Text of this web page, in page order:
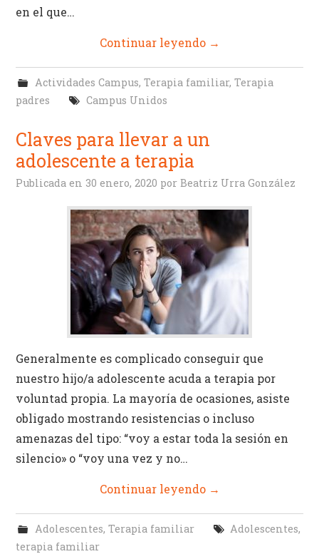
en el que…
Continuar leyendo →
Actividades Campus, Terapia familiar, Terapia
padres
Campus Unidos
Claves para llevar a un
adolescente a terapia
Publicada en 30 enero, 2020 porBeatriz Urra González
Generalmente es complicado conseguir que
nuestro hijo/a adolescente acuda a terapia por
voluntad propia. La mayoría de ocasiones, asiste
obligado mostrando resistencias o incluso
amenazas del tipo: “voy a estar toda la sesión en
silencio» o “voy una vez y no…
Continuar leyendo →
Adolescentes, Terapia familiar Adolescentes,
terapia familiar